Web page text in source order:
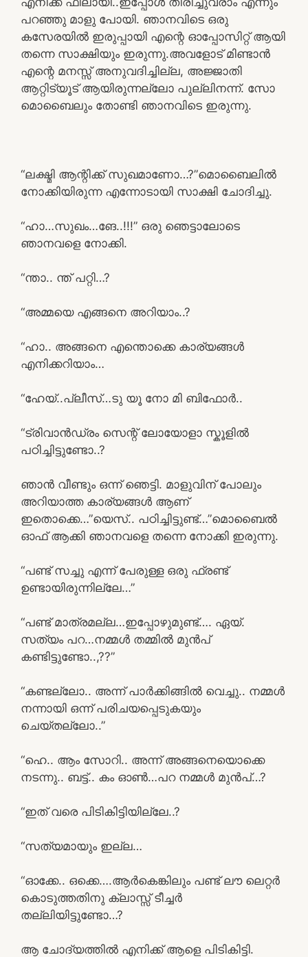
പറഞ്ഞു മാളു പോയി. ഞാനവിടെ ഒരു
കസേരയിൽ ഇരുപ്പായി എന്റെ ഓപ്പോസിറ്റ് ആയി
തന്നെ സാക്ഷിയും ഇരുന്നു.അവളോട് മിണ്ടാൻ
എന്റെ മനസ്സ് അനുവദിച്ചില്ല, അജ്ജാതി
ആറ്റിട്യൂട് ആയിരുന്നല്ലോ പുല്ലിനന്ന്. സോ
മൊബൈലും തോണ്ടി ഞാനവിടെ ഇരുന്നു.
“ലക്ഷ്മി ആന്റിക്ക് സുഖമാണോ…?”മൊബൈലിൽ
നോക്കിയിരുന്ന എന്നോടായി സാക്ഷി ചോദിച്ചു.
“ഹാ…സുഖം…ങേ..!!!” ഒരു ഞെട്ടാലോടെ
ഞാനവളെ നോക്കി.
“ന്താ.. ന്ത് പറ്റി…?
“അമ്മയെ എങ്ങനെ അറിയാം..?
“ഹാ.. അങ്ങനെ എന്തൊക്കെ കാര്യങ്ങൾ
എനിക്കറിയാം…
“ഹേയ്..പ്ലീസ്…ടു യൂ നോ മി ബിഫോർ..
“ട്രിവാൻഡ്രം സെന്റ് ലോയോളാ സ്കൂളിൽ
പഠിച്ചിട്ടുണ്ടോ..?
ഞാൻ വീണ്ടും ഒന്ന് ഞെട്ടി. മാളുവിന്‌ പോലും
അറിയാത്ത കാര്യങ്ങൾ ആണ്
ഇതൊക്കെ…”യെസ്.. പഠിച്ചിട്ടുണ്ട്…”മൊബൈൽ
ഓഫ്‌ ആക്കി ഞാനവളെ തന്നെ നോക്കി ഇരുന്നു.
“പണ്ട് സച്ചു എന്ന് പേരുള്ള ഒരു ഫ്രണ്ട്
ഉണ്ടായിരുന്നില്ലേ…”
“പണ്ട് മാത്രമല്ല…ഇപ്പോഴുമുണ്ട്…. ഏയ്.
സത്യം പറ…നമ്മൾ തമ്മിൽ മുൻപ്
കണ്ടിട്ടുണ്ടോ..,??”
“കണ്ടല്ലോ.. അന്ന് പാർക്കിങ്ങിൽ വെച്ചു.. നമ്മൾ
നന്നായി ഒന്ന് പരിചയപ്പെടുകയും
ചെയ്തല്ലോ..”
“ഹെ.. ആം സോറി.. അന്ന് അങ്ങനെയൊക്കെ
നടന്നു.. ബട്ട്‌.. കം ഓൺ…പറ നമ്മൾ മുൻപ്…?
“ഇത് വരെ പിടികിട്ടിയില്ലേ..?
“സത്യമായും ഇല്ല…
“ഓക്കേ.. ഒക്കെ….ആർകെങ്കിലും പണ്ട് ലൗ ലെറ്റർ
കൊടുത്തതിനു ക്ലാസ്സ്‌ ടീച്ചർ
തല്ലിയിട്ടുണ്ടോ…?
ആ ചോദ്യത്തിൽ എനിക്ക് ആളെ പിടികിട്ടി.